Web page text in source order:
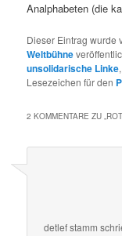
Analphabeten (die
Dieser Eintrag wurde
Weltbühne
unsolidarische Linke
Lesezeichen für den
2 KOMMENTARE ZU „
detlef stamm